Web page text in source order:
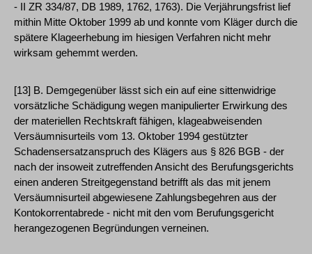
- II ZR 334/87, DB 1989, 1762, 1763). Die Verjährungsfrist lief
mithin Mitte Oktober 1999 ab und konnte vom Kläger durch die
spätere Klageerhebung im hiesigen Verfahren nicht mehr
wirksam gehemmt werden.
[13] B. Demgegenüber lässt sich ein auf eine sittenwidrige
vorsätzliche Schädigung wegen manipulierter Erwirkung des
der materiellen Rechtskraft fähigen, klageabweisenden
Versäumnisurteils vom 13. Oktober 1994 gestützter
Schadensersatzanspruch des Klägers aus § 826 BGB - der
nach der insoweit zutreffenden Ansicht des Berufungsgerichts
einen anderen Streitgegenstand betrifft als das mit jenem
Versäumnisurteil abgewiesene Zahlungsbegehren aus der
Kontokorrentabrede - nicht mit den vom Berufungsgericht
herangezogenen Begründungen verneinen.